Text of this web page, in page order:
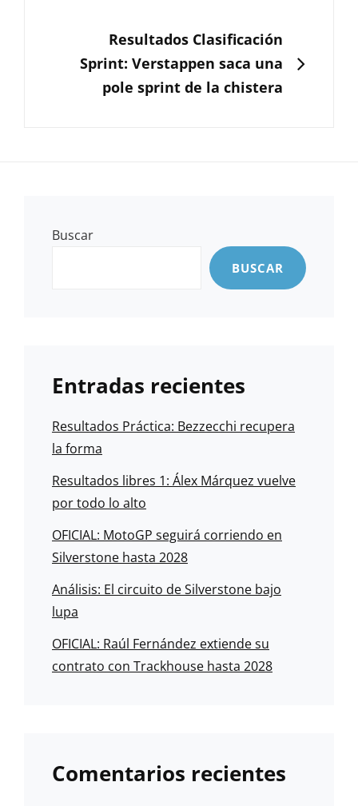
SIGUIENTEResultados Clasificación
Sprint: Verstappen saca una
pole sprint de la chistera
Buscar
BUSCAR
Entradas recientes
Resultados Práctica: Bezzecchi recupera
la forma
Resultados libres 1: Álex Márquez vuelve
por todo lo alto
OFICIAL: MotoGP seguirá corriendo en
Silverstone hasta 2028
Análisis: El circuito de Silverstone bajo
lupa
OFICIAL: Raúl Fernández extiende su
contrato con Trackhouse hasta 2028
Comentarios recientes